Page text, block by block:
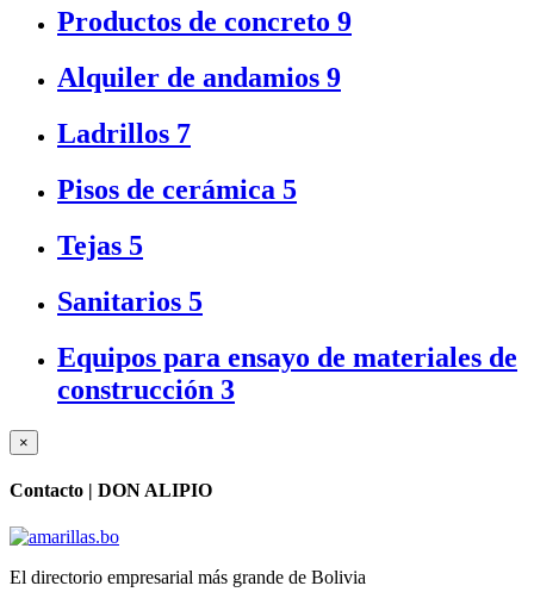
Productos de concreto 9
Alquiler de andamios 9
Ladrillos 7
Pisos de cerámica 5
Tejas 5
Sanitarios 5
Equipos para ensayo de materiales de
construcción 3
×
Contacto | DON ALIPIO
El directorio empresarial más grande de Bolivia